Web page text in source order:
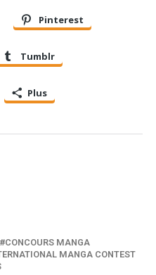
Pinterest
Tumblr
Plus
CONCOURS MANGA
MANGA CONTEST